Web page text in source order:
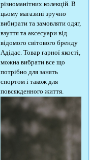
різноманітних колекцій. В
цьому магазині зручно
вибирати та замовляти одяг,
взуття та аксесуари від
відомого світового бренду
Адідас. Товар гарної якості,
можна вибрати все що
потрібно для занять
спортом і також для
повсякденного життя.